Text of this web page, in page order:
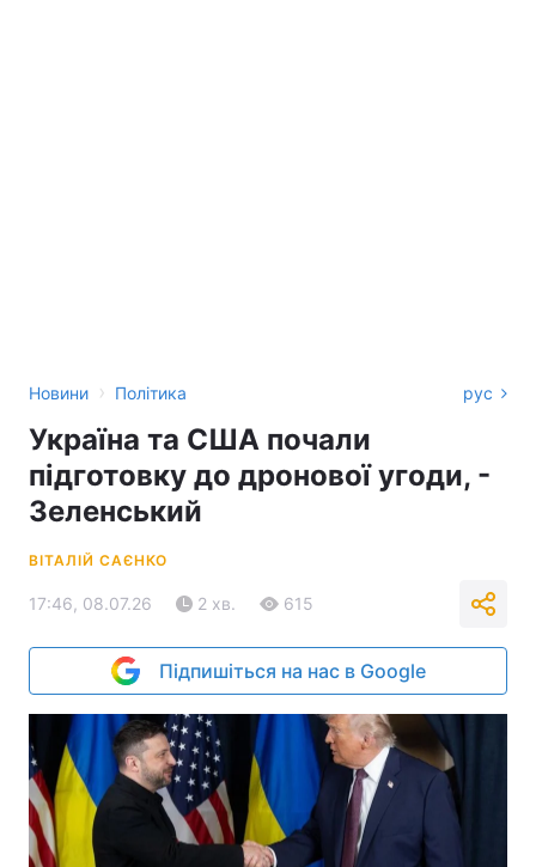
Новини › Політика рус
Україна та США почали
підготовку до дронової угоди, -
Зеленський
ВІТАЛІЙ САЄНКО
17:46, 08.07.26 2 хв. 615
Підпишіться на нас в Google